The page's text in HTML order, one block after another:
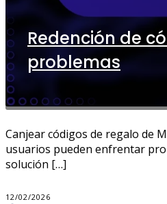
Redención de
problemas
Canjear códigos de regalo de
usuarios pueden enfrentar
solución […]
12/02/2026